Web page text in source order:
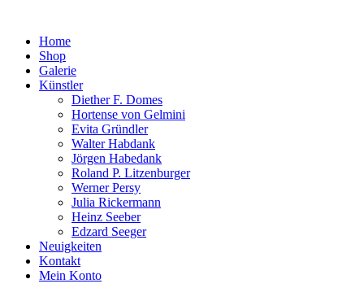
Home
Shop
Galerie
Künstler
Diether F. Domes
Hortense von Gelmini
Evita Gründler
Walter Habdank
Jörgen Habedank
Roland P. Litzenburger
Werner Persy
Julia Rickermann
Heinz Seeber
Edzard Seeger
Neuigkeiten
Kontakt
Mein Konto